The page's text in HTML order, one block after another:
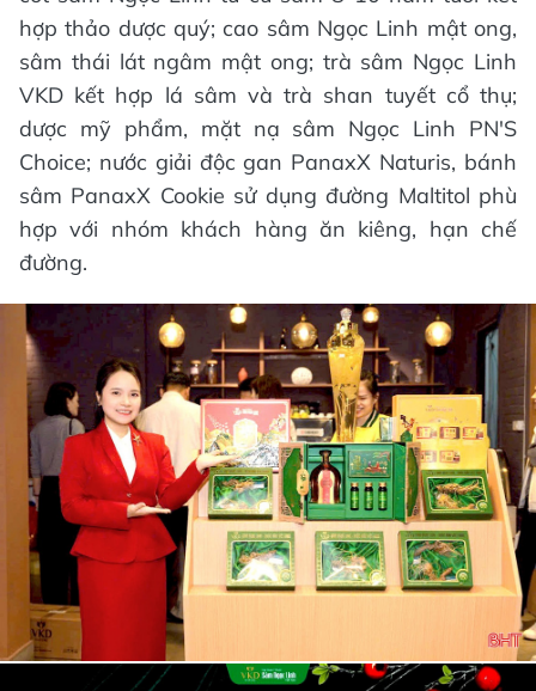
hợp thảo dược quý; cao sâm Ngọc Linh mật ong,
sâm thái lát ngâm mật ong; trà sâm Ngọc Linh
VKD kết hợp lá sâm và trà shan tuyết cổ thụ;
dược mỹ phẩm, mặt nạ sâm Ngọc Linh PN'S
Choice; nước giải độc gan PanaxX Naturis, bánh
sâm PanaxX Cookie sử dụng đường Maltitol phù
hợp với nhóm khách hàng ăn kiêng, hạn chế
đường.